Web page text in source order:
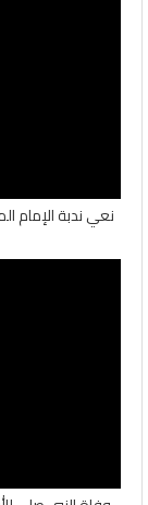
نعي ندبة الإمام